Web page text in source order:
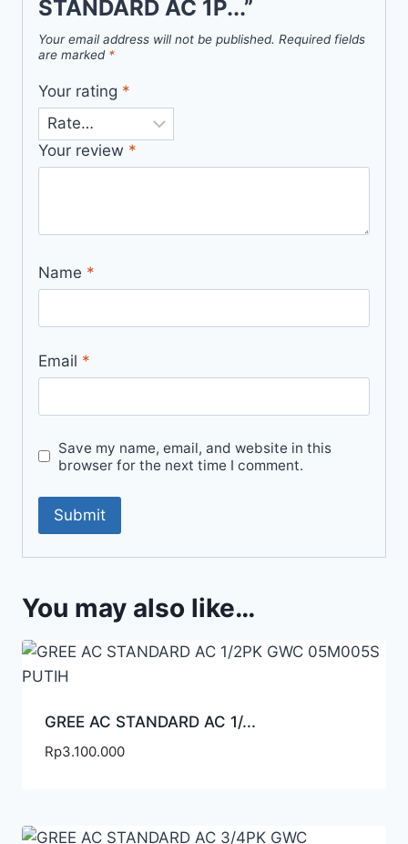
STANDARD AC 1P...”
Your email address will not be published. Required fields
are marked *
Your rating *
Your review *
Name *
Email *
Save my name, email, and website in this
browser for the next time I comment.
You may also like…
GREE AC STANDARD AC 1/...
Rp3.100.000